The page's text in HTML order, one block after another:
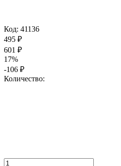
Код: 41136
495 ₽
601 ₽
17%
-106 ₽
Количество: